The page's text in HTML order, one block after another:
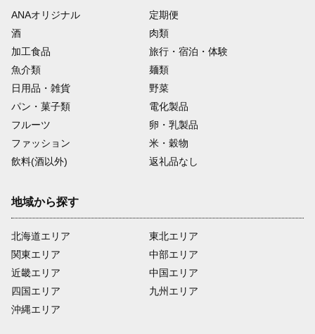
ANAオリジナル
定期便
酒
肉類
加工食品
旅行・宿泊・体験
魚介類
麺類
日用品・雑貨
野菜
パン・菓子類
電化製品
フルーツ
卵・乳製品
ファッション
米・穀物
飲料(酒以外)
返礼品なし
地域から探す
北海道エリア
関東エリア
近畿エリア
四国エリア
沖縄エリア
東北エリア
中部エリア
中国エリア
九州エリア